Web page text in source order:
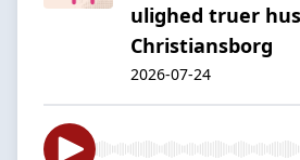
ulighed truer
Christiansborg
2026-07-24